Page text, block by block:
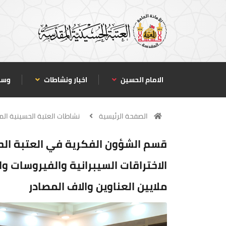
الامام الحسين اخبار ونشاطات
الصفحة الرئيسية نشاطات العتبة الحسينية
قسم الشؤون الفكرية في العتبة
الاختراقات السيبرانية
ملايين العناوين والاف المصادر